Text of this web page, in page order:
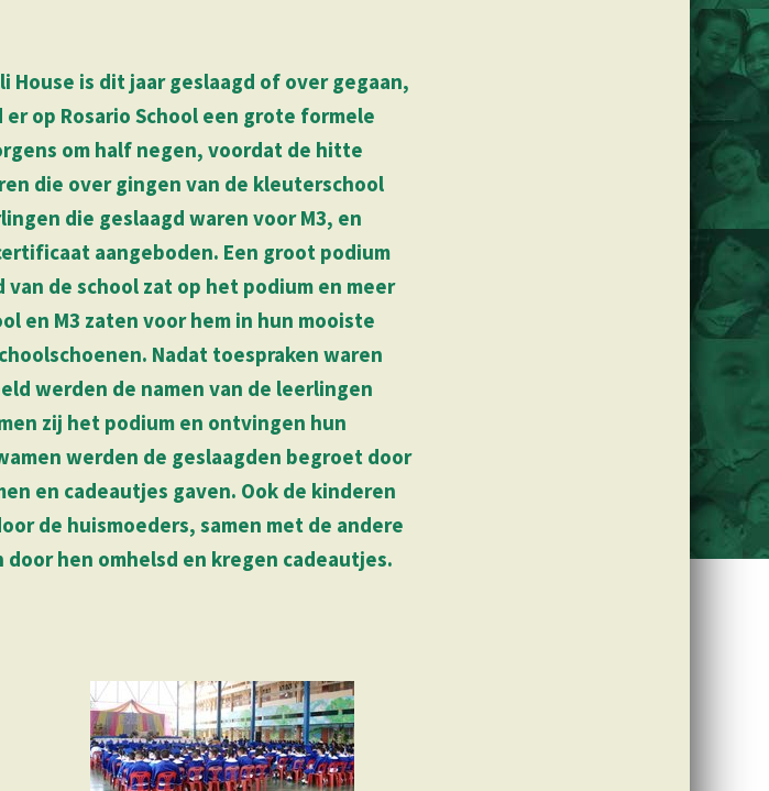
House is dit jaar geslaagd of over gegaan,
op Rosario School een grote formele
om half negen, voordat de hitte
die over gingen van de kleuterschool
die geslaagd waren voor M3, en
aangeboden. Een groot podium
de school zat op het podium en meer
en M3 zaten voor hem in hun mooiste
Nadat toespraken waren
werden de namen van de leerlingen
zij het podium en ontvingen hun
werden de geslaagden begroet door
en cadeautjes gaven. Ook de kinderen
de huismoeders, samen met de andere
hen omhelsd en kregen cadeautjes.